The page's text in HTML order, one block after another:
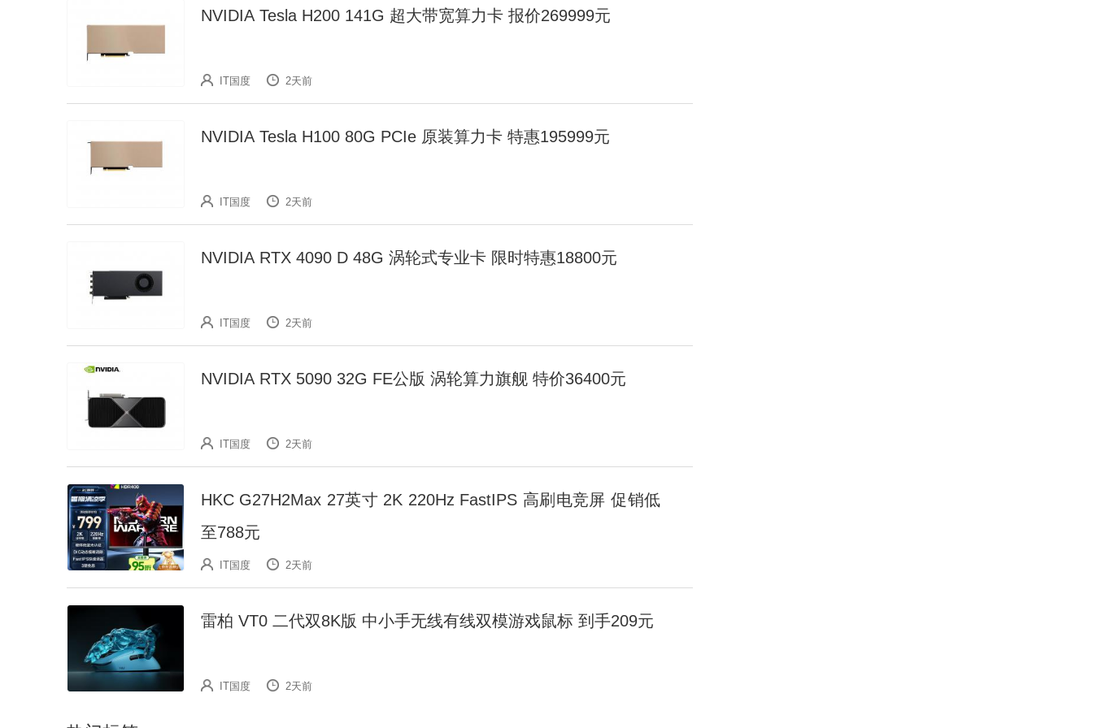
NVIDIA Tesla H200 141G 超大带宽算力卡 报价269999元
IT国度 2天前
NVIDIA Tesla H100 80G PCIe 原装算力卡 特惠195999元
IT国度 2天前
NVIDIA RTX 4090 D 48G 涡轮式专业卡 限时特惠18800元
IT国度 2天前
NVIDIA RTX 5090 32G FE公版 涡轮算力旗舰 特价36400元
IT国度 2天前
HKC G27H2Max 27英寸 2K 220Hz FastIPS 高刷电竞屏 促销低
至788元
IT国度 2天前
雷柏 VT0 二代双8K版 中小手无线有线双模游戏鼠标 到手209元
IT国度 2天前